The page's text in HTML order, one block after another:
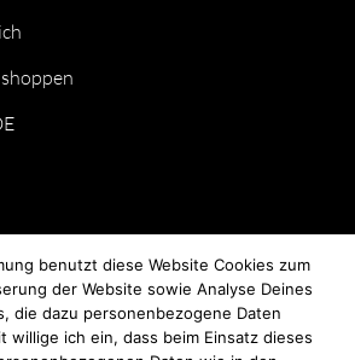
benutzt diese Website Cookies zum
der Website sowie Analyse Deines
die dazu personenbezogene Daten
willige ich ein, dass beim Einsatz dieses